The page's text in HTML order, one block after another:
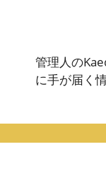
管理人の
に手が届く